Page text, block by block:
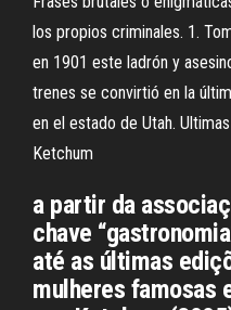
los propios criminales. 1.
en 1901 este ladrón y
trenes se convirtió en la
en el estado de Utah.
Ketchum
a partir da
chave
até as últimas
mulheres famosas